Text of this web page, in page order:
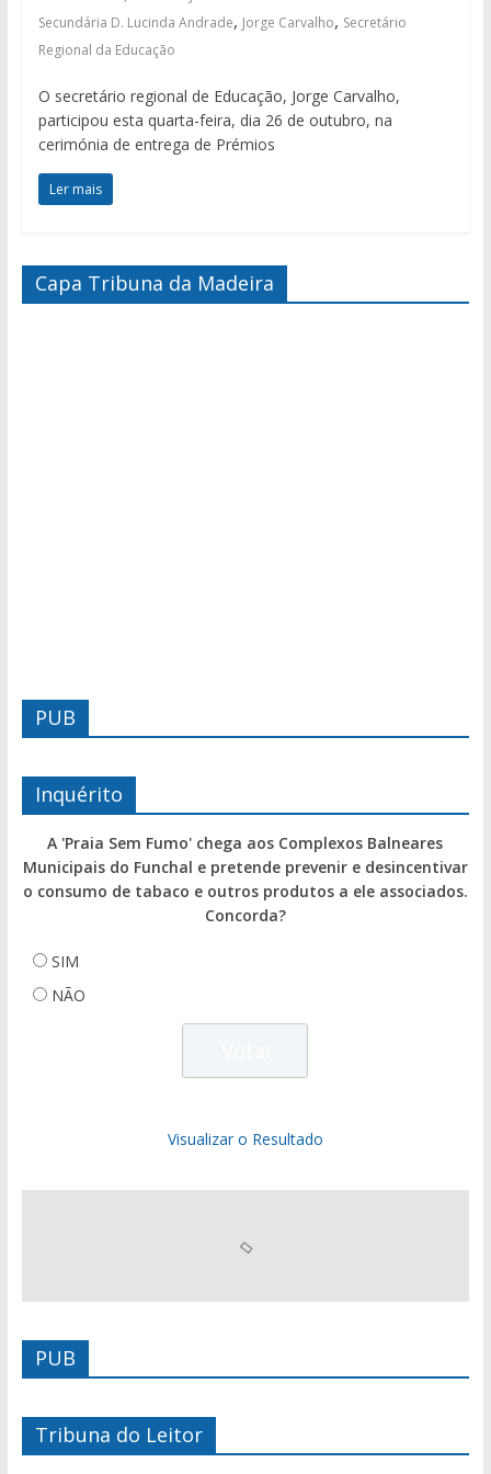
Secundária D. Lucinda Andrade, Jorge Carvalho, Secretário
Regional da Educação
O secretário regional de Educação, Jorge Carvalho,
participou esta quarta-feira, dia 26 de outubro, na
cerimónia de entrega de Prémios
Ler mais
Capa Tribuna da Madeira
PUB
Inquérito
A 'Praia Sem Fumo' chega aos Complexos Balneares
Municipais do Funchal e pretende prevenir e desincentivar
o consumo de tabaco e outros produtos a ele associados.
Concorda?
SIM
NÃO
Visualizar o Resultado
PUB
Tribuna do Leitor